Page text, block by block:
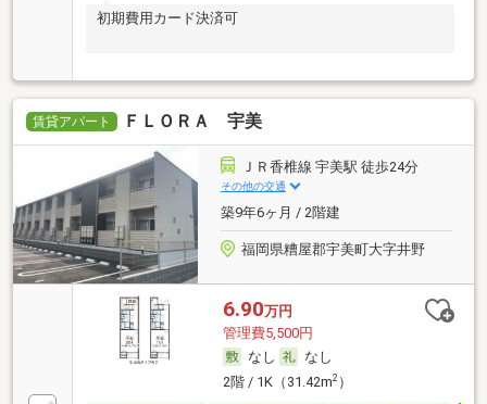
初期費用カード決済可
賃貸アパート ＦＬＯＲＡ 宇美
ＪＲ香椎線 宇美駅 徒歩24分
その他の交通
築9年6ヶ月 / 2階建
福岡県糟屋郡宇美町大字井野
6.90万円
管理費5,500円
なし
なし
2階 / 1K（31.42m2）